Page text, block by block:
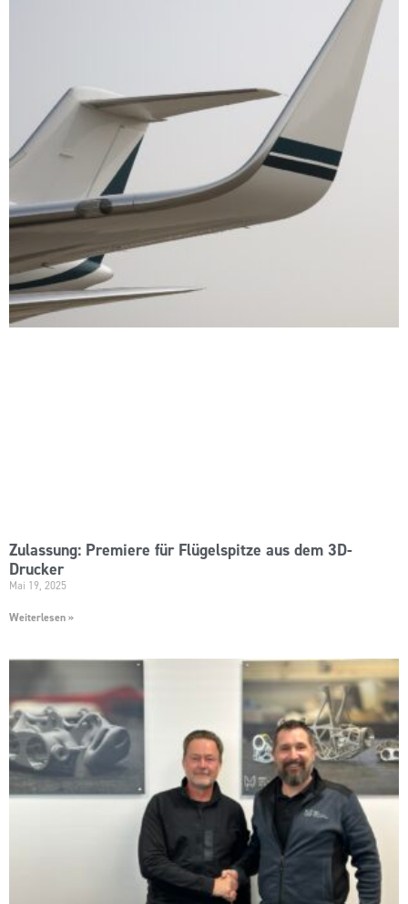
Zulassung: Premiere für Flügelspitze aus dem 3D-
Drucker
Mai 19, 2025
Weiterlesen »